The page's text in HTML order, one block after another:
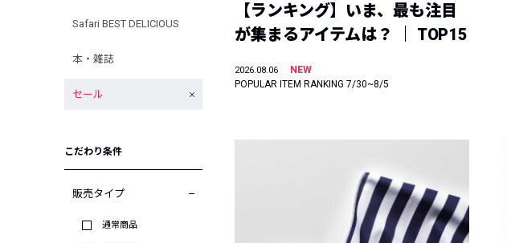
Safari BEST DELICIOUS
本・雑誌
セール
こだわり条件
販売タイプ
通常商品
【ランキング】いま、最も注目
が集まるアイテムは？ ｜ TOP15
2026.08.06
NEW
POPULAR ITEM RANKING 7/30~8/5